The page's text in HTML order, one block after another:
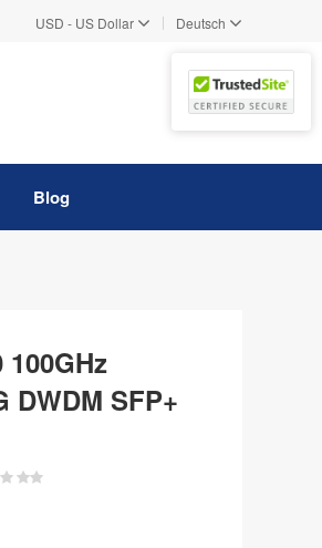
USD - US Dollar | Deutsch
Blog
100GHz
DWDM SFP+